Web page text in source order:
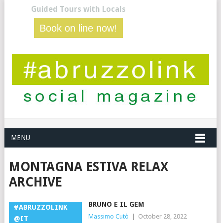
Guided Tours with Locals
Book on line now!
MENU
MONTAGNA ESTIVA RELAX
ARCHIVE
#ABRUZZOLINK
@IT
BRUNO E IL GEM
Massimo Cutò October 28, 2022